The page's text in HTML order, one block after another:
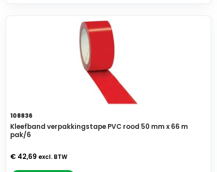
108836
Kleefband verpakkingstape PVC rood 50 mm x 66 m
pak/6
€ 42,69 excl. BTW